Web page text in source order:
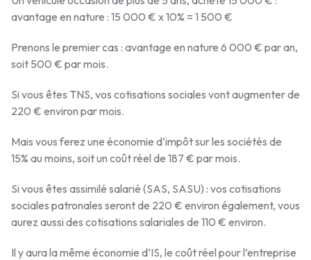
avantage en nature : 15 000 € x 10% = 1 500 €
Prenons le premier cas : avantage en nature 6 000 € par an,
soit 500 € par mois.
Si vous êtes TNS, vos cotisations sociales vont augmenter de
220 € environ par mois.
Mais vous ferez une économie d’impôt sur les sociétés de
15% au moins, soit un coût réel de 187 € par mois.
Si vous êtes assimilé salarié (SAS, SASU) : vos cotisations
sociales patronales seront de 220 € environ également, vous
aurez aussi des cotisations salariales de 110 € environ.
Il y aura la même économie d’IS, le coût réel pour l’entreprise